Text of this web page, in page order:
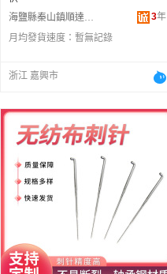
海鹽縣秦山鎮順達制針廠
3年
月均發貨速度： 暫無記錄
浙江 嘉興市